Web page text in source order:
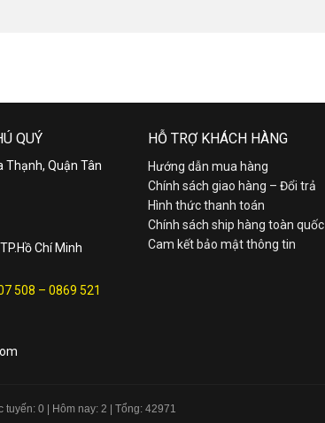
QUÝ
Thạnh, Quận Tân
Chí Minh
508 – 0869 521
HỖ TRỢ KHÁCH HÀNG
Hướng dẫn mua hàng
Chính sách giao hàng – Đổi trả
Hình thức thanh toán
Chính sách ship hàng toàn quốc
Cam kết bảo mật thông tin
tuyến: 0 | Hôm nay: 2 | Tổng: 42971